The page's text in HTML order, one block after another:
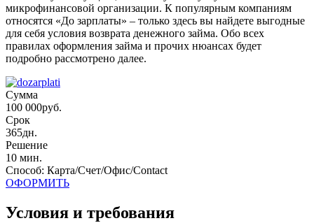
микрофинансовой организации. К популярным компаниям
относятся «До зарплаты» – только здесь вы найдете выгодные
для себя условия возврата денежного займа. Обо всех
правилах оформления займа и прочих нюансах будет
подробно рассмотрено далее.
Сумма
100 000руб.
Срок
365дн.
Решение
10 мин.
Способ: Карта/Счет/Офис/Contact
ОФОРМИТЬ
Условия и требования